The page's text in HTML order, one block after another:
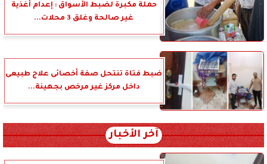
حملة مكبرة لضبط الأسواق : إعدام أغذية
غير صالحة وغلق 3 محلات...
ضبط فتاة تنتحل صفة أخصائى علاج طبيعى
داخل مركز غير مرخص بجهينة...
آخر الأخبار